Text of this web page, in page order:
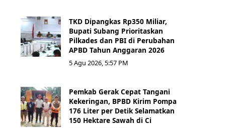
TKD Dipangkas Rp350 Miliar,
Bupati Subang Prioritaskan
Pilkades dan PBI di Perubahan
APBD Tahun Anggaran 2026
5 Agu 2026, 5:57 PM
Pemkab Gerak Cepat Tangani
Kekeringan, BPBD Kirim Pompa
176 Liter per Detik Selamatkan
150 Hektare Sawah di Ci